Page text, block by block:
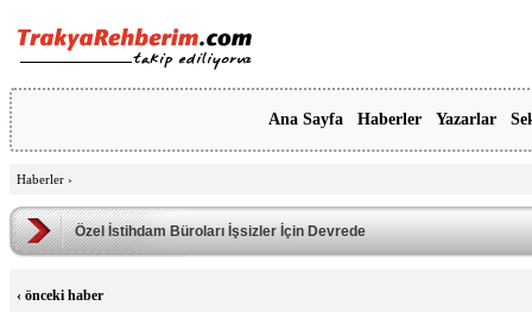
Ana Sayfa Haberler Yazarlar
Haberler ›
Özel İstihdam Büroları İşsizler İçin Devrede
‹ önceki haber